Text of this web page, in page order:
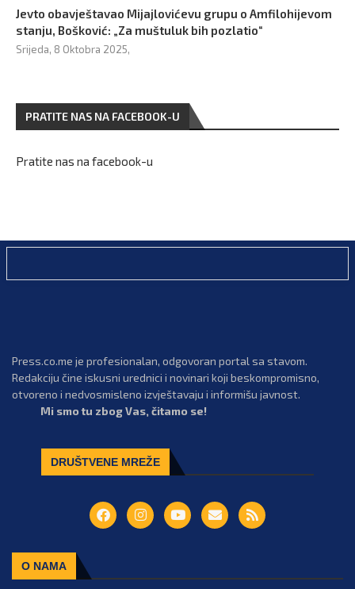
Jevto obavještavao Mijajlovićevu grupu o Amfilohijevom
stanju, Bošković: „Za muštuluk bih pozlatio“
Srijeda, 8 Oktobra 2025,
PRATITE NAS NA FACEBOOK-U
Pratite nas na facebook-u
Press.co.me je profesionalan, odgovoran portal sa stavom.
Redakciju čine iskusni urednici i novinari koji beskompromisno,
otvoreno i nedvosmisleno izvještavaju i informišu javnost.
Mi smo tu zbog Vas, čitamo se!
DRUŠTVENE MREŽE
O NAMA